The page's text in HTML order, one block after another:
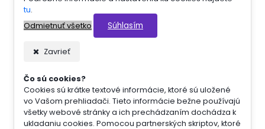
tu.
Odmietnuť všetko
Súhlasím
Zavrieť
Čo sú cookies?
Cookies sú krátke textové informácie, ktoré sú uložené
vo Vašom prehliadači. Tieto informácie bežne používajú
všetky webové stránky a ich prechádzaním dochádza k
ukladaniu cookies. Pomocou partnerských skriptov, ktoré